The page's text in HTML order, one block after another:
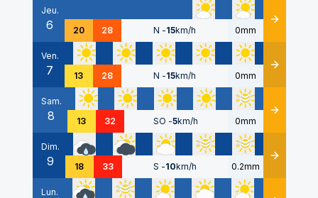
Jeu.
6 20 28 N -15km/h 0mm Détails
Ven.
7 13 28 N -15km/h 0mm Détails
Sam.
8 13 32 SO -5km/h 0mm Détails
Dim.
9 18 33 S -10km/h 0.2mm Détails
Lun.